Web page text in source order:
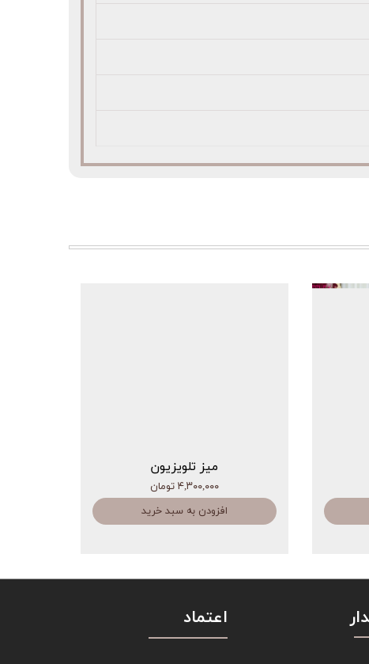
میز تلویزیون
۴,۳۰۰,۰۰۰ تومان
افزودن به سبد خرید
اعتماد